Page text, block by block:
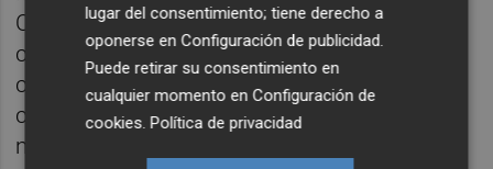
Ordena a Nuestra Señora De la Cueva, las
carreras de cinas a caballos, etc. Una
combinación de tradiciones valencianas y
celebraciones religiosas que hacen de este
municipio castellonense un buen lugar para
lugar del consentimiento; tiene derecho a
oponerse enConfiguración de publicidad.
Puede retirar su consentimiento en
cualquier momento enConfiguración de
cookies.Política de privacidad